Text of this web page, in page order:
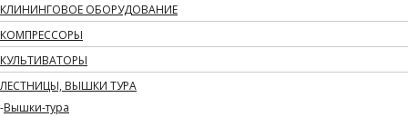
КЛИНИНГОВОЕ ОБОРУДОВАНИЕ
КОМПРЕССОРЫ
КУЛЬТИВАТОРЫ
ЛЕСТНИЦЫ, ВЫШКИ ТУРА
Вышки-тура